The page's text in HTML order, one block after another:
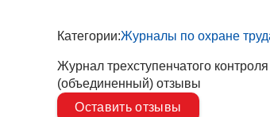
Категории:Журналы по охране
Журнал трехступенчатого
(объединенный) отзывы
Оставить отзывы